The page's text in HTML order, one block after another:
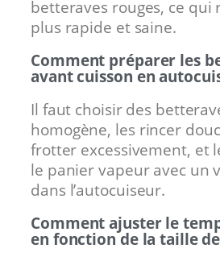
betteraves rouges, ce qui
plus rapide et saine.
Comment préparer les
avant cuisson en
Il faut choisir des
homogène, les rincer
frotter excessivement, et
le panier vapeur avec un
dans l’autocuiseur.
Comment ajuster le
en fonction de la taille